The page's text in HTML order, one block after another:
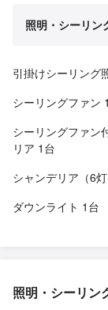
照明・シーリン
引掛けシーリング
シーリングファン
シーリングファン
リア 1台
シャンデリア（6灯
ダウンライト 1台
照明・シーリン